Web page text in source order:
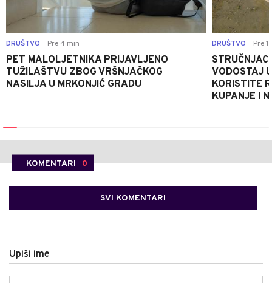
DRUŠTVO Pre 4 min
PET MALOLJETNIKA PRIJAVLJENO
TUŽILAŠTVU ZBOG VRŠNJAČKOG
NASILJA U MRKONJIĆ GRADU
DRUŠTVO Pre
VODOSTAJ
KORISTITE
KUPANJE I
KOMENTARI 0
SVI KOMENTARI
Upiši ime